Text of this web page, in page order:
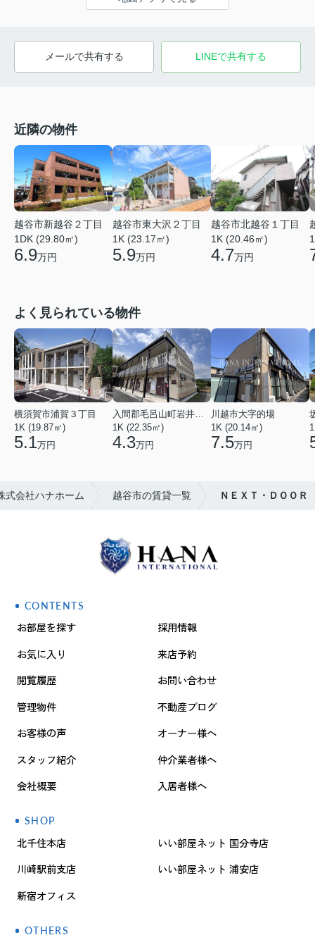
メールで共有する LINEで共有する
近隣の物件
越谷市新越谷２丁目
1DK (29.80㎡)
6.9万円
越谷市東大沢２丁目
1K (23.17㎡)
5.9万円
越谷市北越谷１丁目
1K (20.46㎡)
4.7万円
よく見られている物件
横須賀市浦賀３丁目
1K (19.87㎡)
5.1万円
1K (22.35㎡)
4.3万円
川越市大字的場
1K (20.14㎡)
7.5万円
式会社ハナホーム 越谷市の賃貸一覧 ＮＥＸＴ・ＤＯＯＲ
CONTENTS
お部屋を探す
お気に入り
閲覧履歴
管理物件
お客様の声
スタッフ紹介
会社概要
採用情報
来店予約
お問い合わせ
不動産ブログ
オーナー様へ
仲介業者様へ
入居者様へ
SHOP
北千住本店
川崎駅前支店
新宿オフィス
いい部屋ネット 国分寺店
いい部屋ネット 浦安店
OTHERS